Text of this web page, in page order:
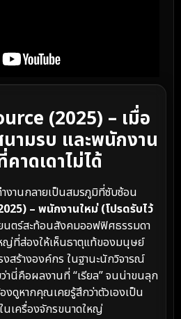
(2025) – เมื่อ
ามรบ และพนักงาน
าดเดาไม่ได้
งานกลายเป็นสมรภูมิที่ซับซ้อน
– พนักงานใหม่ (โปรดรับไว้
นตร์สะท้อนสังคมออฟฟิศธรรมดา
ญ่ที่ส่องให้เห็นธาตุแท้ของมนุษย์
สร้างองค์กร ในฐานะนักวิจารณ์
นี่คือผลงานที่ “เรียล” จนน่าขนลุก
ดูหากคุณเคยรู้สึกว่าตัวเองเป็น
นเครื่องจักรขนาดใหญ่